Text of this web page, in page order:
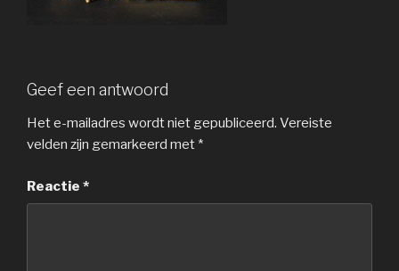
Geef een antwoord
Het e-mailadres wordt niet gepubliceerd. Vereiste
velden zijn gemarkeerd met *
Reactie *